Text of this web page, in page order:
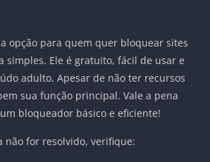
opção para quem quer bloquear sites
simples. Ele é gratuito, fácil de usar e
adulto. Apesar de não ter recursos
sua função principal. Vale a pena
bloqueador básico e eficiente!
não for resolvido, verifique: